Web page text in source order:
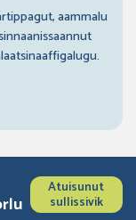
aammalu
Atuisunut
sullissivik